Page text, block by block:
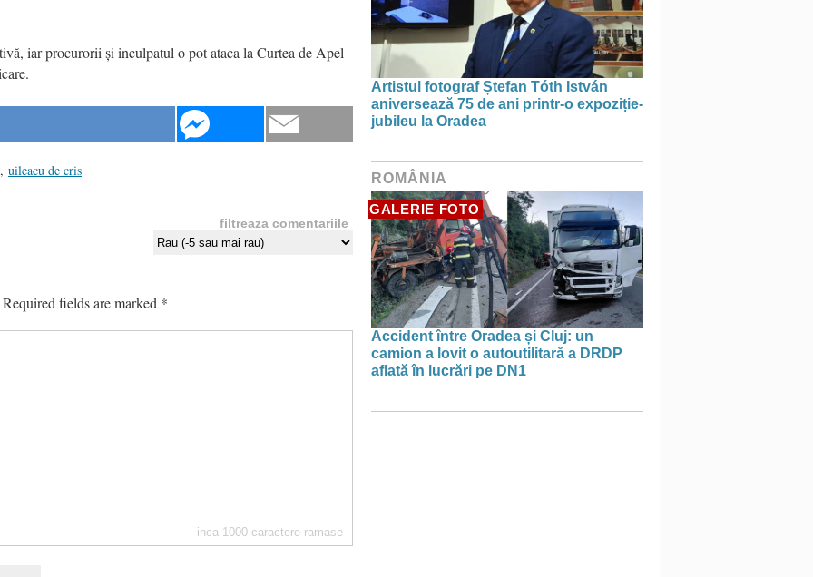
iar procurorii și inculpatul o pot ataca la Curtea de Apel
, uileacu de cris
filtreaza comentariile
Required fields are marked *
inca 1000 caractere ramase
Artistul fotograf Ștefan Tóth István
aniversează 75 de ani printr-o expoziție-
jubileu la Oradea
ROMÂNIA
GALERIE FOTO
Accident între Oradea și Cluj: un
camion a lovit o autoutilitară a DRDP
aflată în lucrări pe DN1